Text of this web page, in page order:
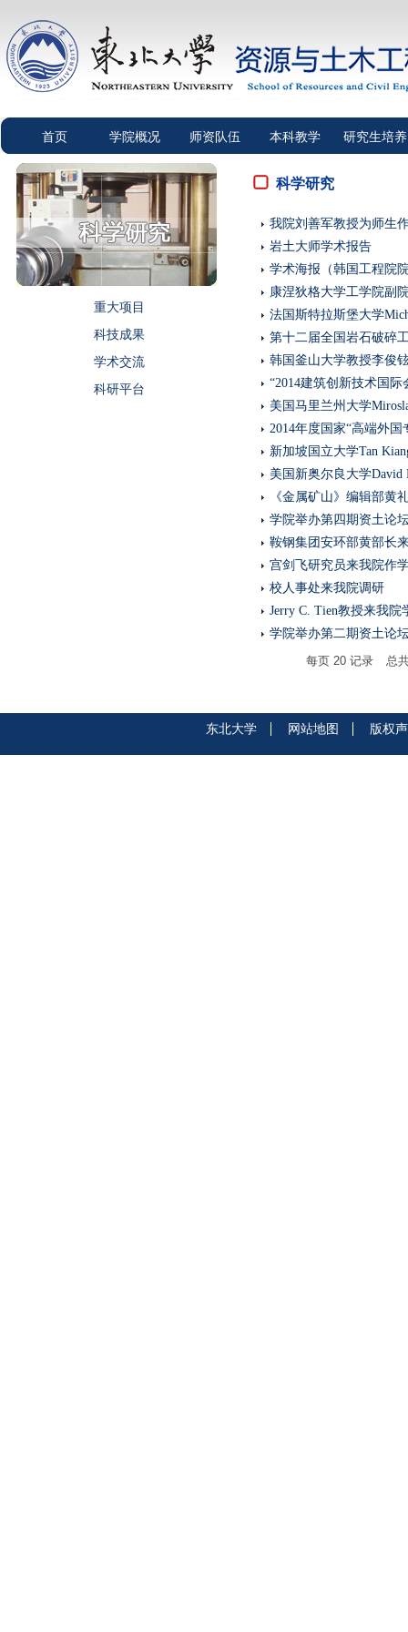
首页 学院概况 师资队伍 本科教学 研究生培养
重大项目
科技成果
学术交流
科研平台
科学研究
我院刘善军教授为师生
岩土大师学术报告
学术海报（韩国工程院
康涅狄格大学工学院副
法国斯特拉斯堡大学
第十二届全国岩石破碎
韩国釜山大学教授李俊
“2014建筑创新技术国
美国马里兰州大学
2014年度国家“高端外
新加坡国立大学Tan
美国新奥尔良大学
《金属矿山》编辑部黄
学院举办第四期资土论
鞍钢集团安环部黄部长
宫剑飞研究员来我院作
校人事处来我院调研
Jerry C. Tien教授来我院
学院举办第二期资土论
每页 20 记录 总
东北大学 网站地图 版权